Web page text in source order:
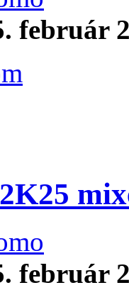
február
február